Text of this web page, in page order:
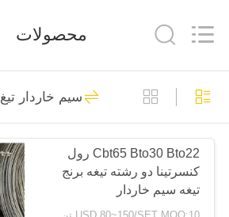
خانه
محصولات
درباره
Mesh
Co.,
مانع دفاعی
301
محصولات
سیم خاردار تیغ
Cbt65 Bto30 Bto22 رول
کنسرتینا دو رشته تیغه برنج
تیغه سیم خاردار